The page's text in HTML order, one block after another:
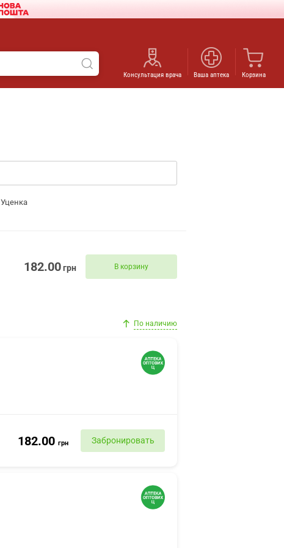
Консультация врача Ваша аптека Корзина
Уценка
182.00грн В корзину
По наличию
182.00 грн Забронировать